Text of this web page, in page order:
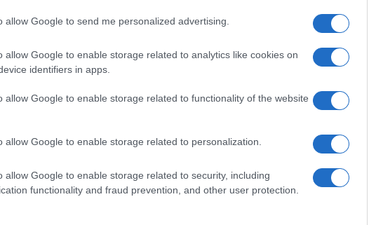
allow Google to send me personalized advertising.
allow Google to enable storage related to analytics like cookies on
identifiers in apps.
allow Google to enable storage related to functionality of the website
allow Google to enable storage related to personalization.
allow Google to enable storage related to security, including
functionality and fraud prevention, and other user protection.
για την κατάσταση της αίτησής τους
και να προχωρούν στην
εξοπλισμού που ανταποκρίνεται στις
Προμηθευτών και Εξοπλισμού.
και εξαργύρωση των επιταγών